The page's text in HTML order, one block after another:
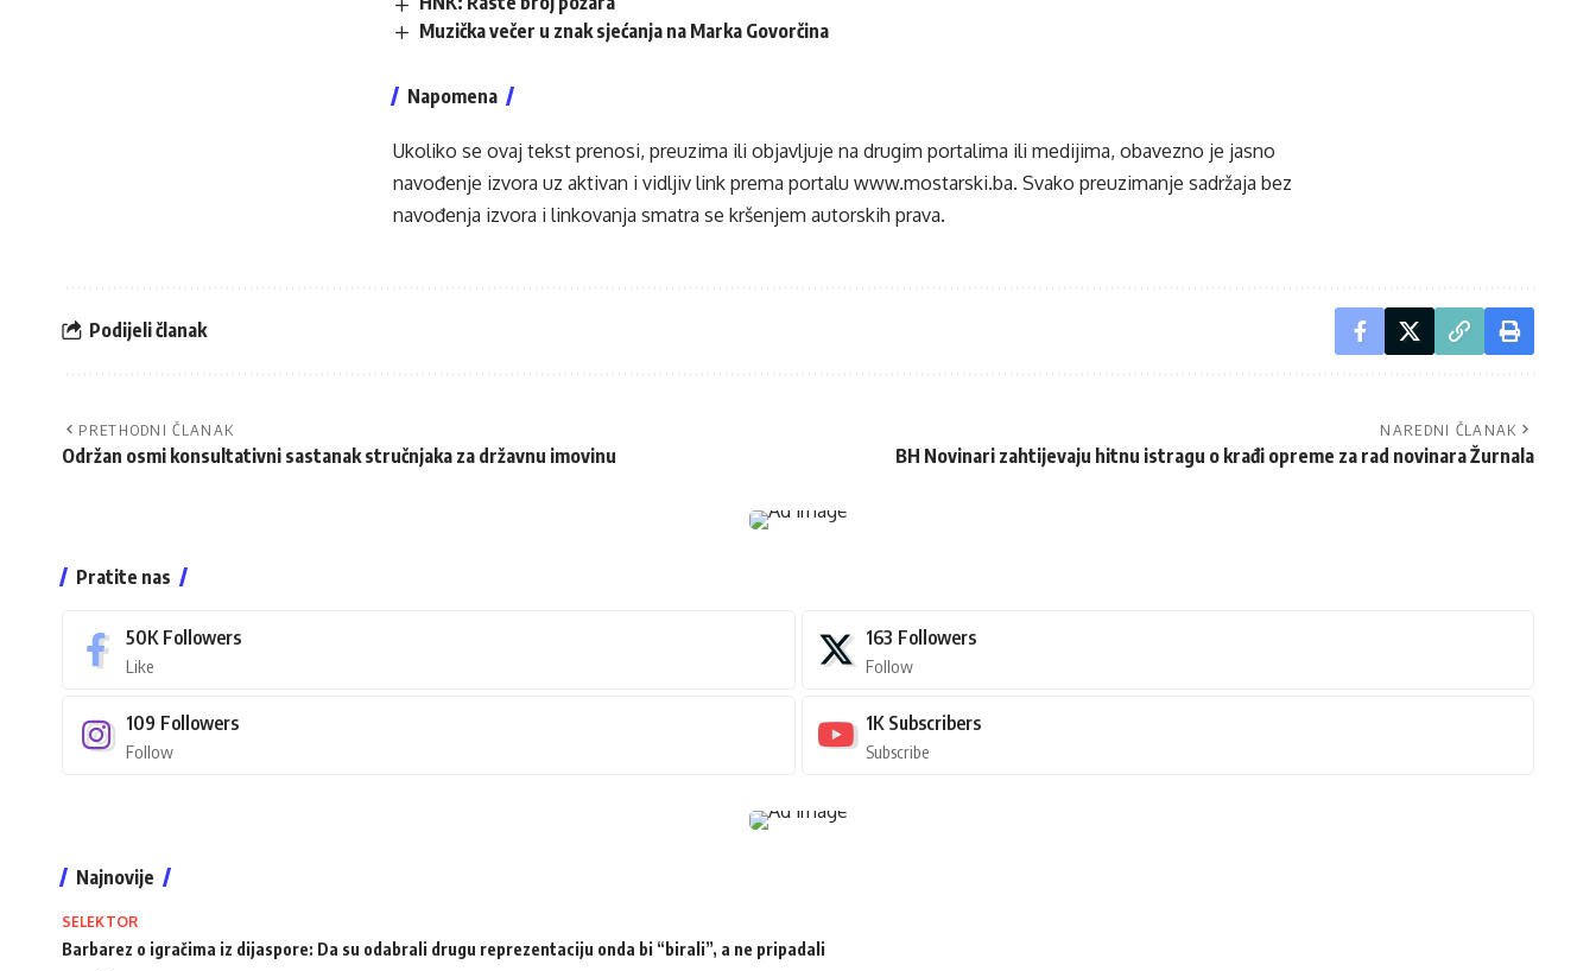
Muzička večer u znak sjećanja na Marka Govorčina
Napomena
Ukoliko se ovaj tekst prenosi, preuzima ili objavljuje na drugim portalima ili medijima, obavezno je jasno
navođenje izvora uz aktivan i vidljiv link prema portalu www.mostarski.ba. Svako preuzimanje sadržaja bez
navođenja izvora i linkovanja smatra se kršenjem autorskih prava.
Podijeli članak
PRETHODNI ČLANAK
Održan osmi konsultativni sastanak stručnjaka za državnu imovinu
NAREDNI ČLANAK
BH Novinari zahtijevaju hitnu istragu o krađi opreme za rad novinara Žurnala
Pratite nas
50K Followers
Like
163 Followers
Follow
109 Followers
Follow
1K Subscribers
Subscribe
Najnovije
SELEKTOR
Barbarez o igračima iz dijaspore: Da su odabrali drugu reprezentaciju onda bi “birali”, a ne pripadali